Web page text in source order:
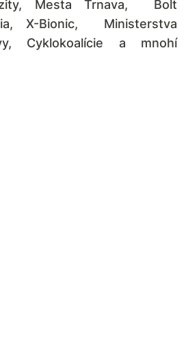
Mesta Trnava, Bolt
X-Bionic, Ministerstva
Cyklokoalície a mnohí